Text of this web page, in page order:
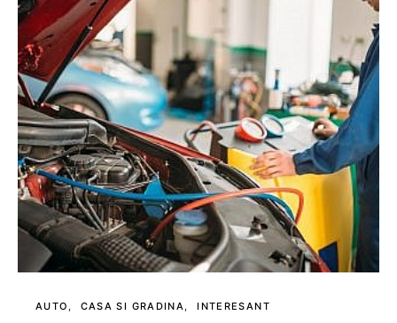
AUTO CASA SI GRADINA INTERESANT